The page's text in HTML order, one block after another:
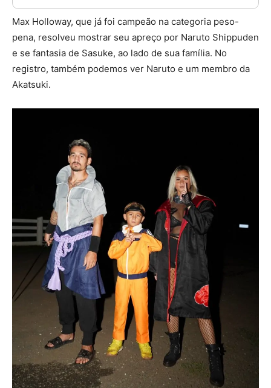
Max Holloway, que já foi campeão na categoria peso-
pena, resolveu mostrar seu apreço por Naruto Shippuden
e se fantasia de Sasuke, ao lado de sua família. No
registro, também podemos ver Naruto e um membro da
Akatsuki.